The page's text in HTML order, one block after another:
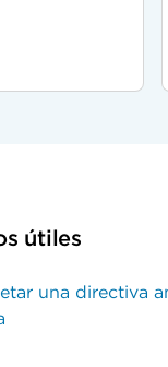
útiles
una directiva